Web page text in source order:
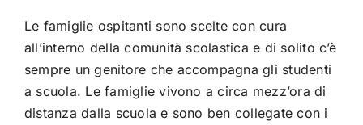
Le famiglie ospitanti sono scelte con cura
all’interno della comunità scolastica e di solito c’è
sempre un genitore che accompagna gli studenti
a scuola. Le famiglie vivono a circa mezz’ora di
distanza dalla scuola e sono ben collegate con i